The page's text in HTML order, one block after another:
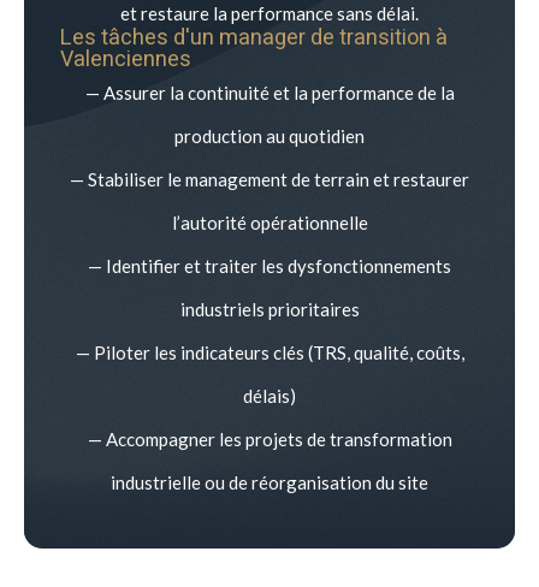
et restaure la performance sans délai.
Les tâches d'un manager de transition à
Valenciennes
— Assurer la continuité et la performance de la
production au quotidien
— Stabiliser le management de terrain et restaurer
l’autorité opérationnelle
— Identifier et traiter les dysfonctionnements
industriels prioritaires
— Piloter les indicateurs clés (TRS, qualité, coûts,
délais)
— Accompagner les projets de transformation
industrielle ou de réorganisation du site